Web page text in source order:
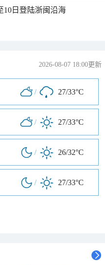
10日登陆浙闽沿海
2026-08-07 18:00更新
/ 27/33°C
/ 27/33°C
/ 26/32°C
/ 27/33°C